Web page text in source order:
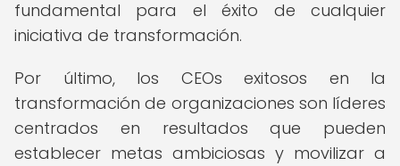
fundamental para el éxito de cualquier
iniciativa de transformación.
Por último, los CEOs exitosos en la
transformación de organizaciones son líderes
centrados en resultados que pueden
establecer metas ambiciosas y movilizar a